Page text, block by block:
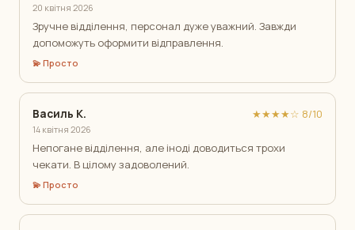
20 квітня 2026
Зручне відділення, персонал дуже уважний. Завжди
допоможуть оформити відправлення.
💫 Просто
Василь К.
14 квітня 2026
★★★★☆ 8/10
Непогане відділення, але іноді доводиться трохи
чекати. В цілому задоволений.
💫 Просто